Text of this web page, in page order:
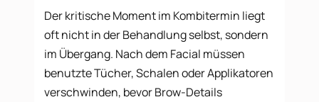
Der kritische Moment im Kombitermin liegt
oft nicht in der Behandlung selbst, sondern
im Übergang. Nach dem Facial müssen
benutzte Tücher, Schalen oder Applikatoren
verschwinden, bevor Brow-Details